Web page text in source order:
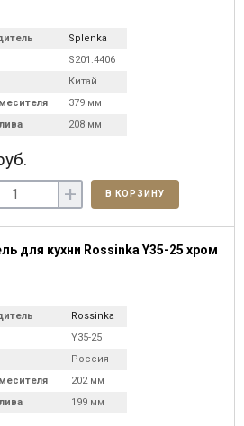
Splenka
S201.4406
Китай
379 мм
208 мм
+ В КОРЗИНУ
для кухни Rossinka Y35-25 хром
Rossinka
Y35-25
Россия
202 мм
199 мм